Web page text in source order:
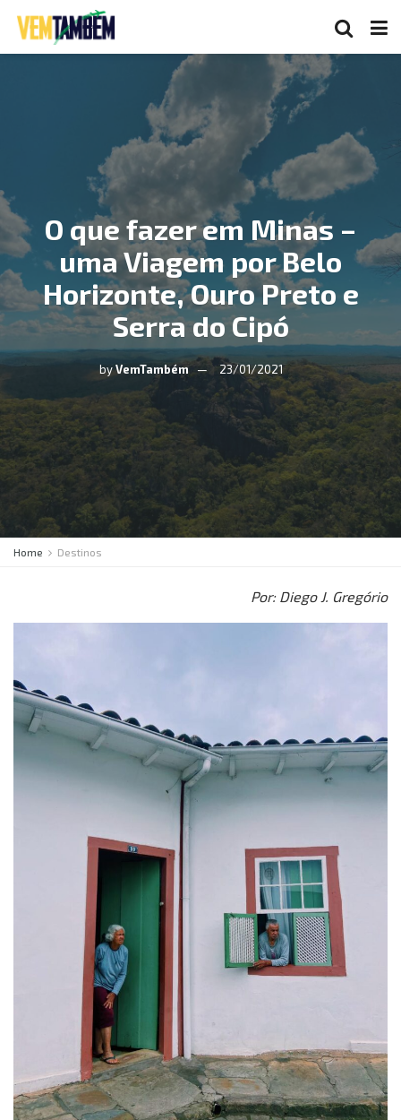
O que fazer em Minas –
uma Viagem por Belo
Horizonte, Ouro Preto e
Serra do Cipó
byVemTambém 23/01/2021
Home Destinos
Por: Diego J. Gregório